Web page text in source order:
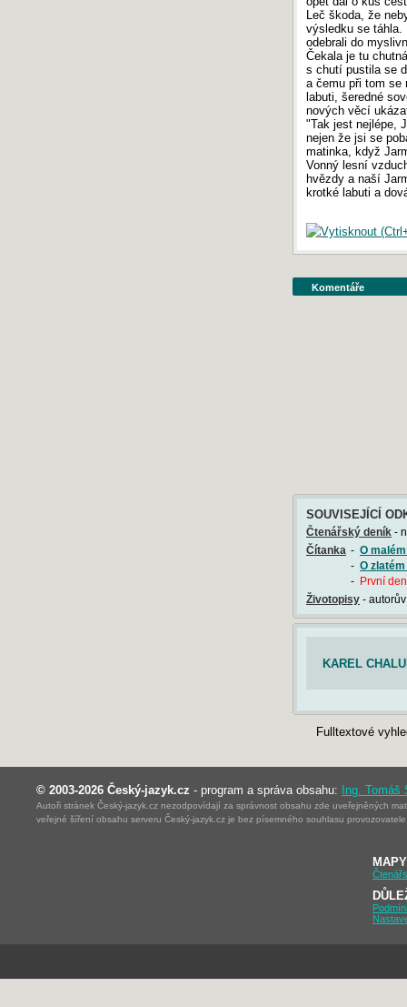
Leč škoda, že
výsledku se
odebrali do
Čekala je tu
s chutí pustila se
a čemu při tom se
labuti, šeredné
nových věcí
"Tak jest nejlépe,
nejen že jsi se
matinka, když
Vonný lesní
hvězdy a naší
krotké labuti a
Komentáře
SOUVISEJÍCÍ
Čtenářský deník -
Čítanka - O
- O
-
První
Životopisy -
KAREL
Fulltextové
© 2003-2026 Český-jazyk.cz - program a správa obsahu: Ing. Tomáš
Autoři stránek Český-jazyk.cz nezodpovídají za správnost obsahu zde uveřejněných
veřejné šíření obsahu serveru Český-jazyk.cz je bez písemného souhlasu